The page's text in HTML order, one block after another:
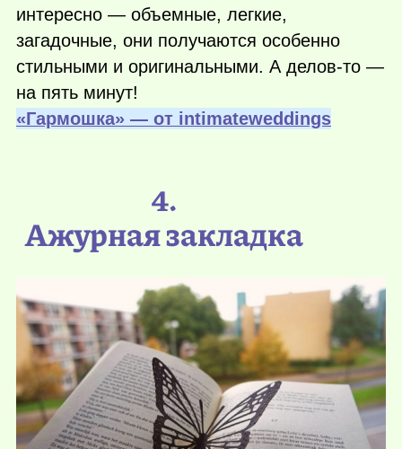
интересно — объемные, легкие,
загадочные, они получаются особенно
стильными и оригинальными. А делов-то —
на пять минут!
«Гармошка» — от intimateweddings
4.
Ажурная закладка